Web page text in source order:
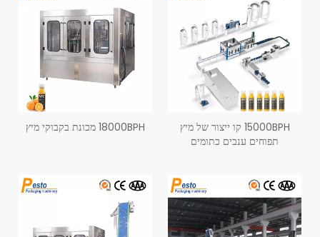
15000BPH קו ייצור של מיץ
תפוחים ענבים כתומים
18000BPH מכונת בקבוקי מיץ